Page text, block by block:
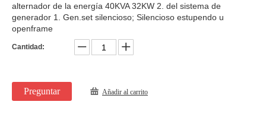
alternador de la energía 40KVA 32KW 2. del sistema de
generador 1. Gen.set silencioso; Silencioso estupendo u
openframe
Cantidad:
Preguntar Añadir al carrito